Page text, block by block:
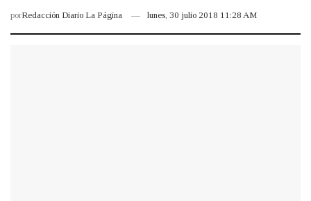
porRedacción Diario La Página lunes, 30 julio 2018 11:28 AM